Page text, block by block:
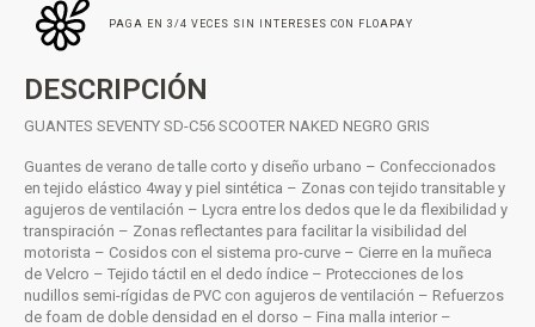
PAGA EN 3/4 VECES SIN INTERESES CON FLOAPAY
DESCRIPCIÓN
GUANTES SEVENTY SD-C56 SCOOTER NAKED NEGRO GRIS
Guantes de verano de talle corto y diseño urbano – Confeccionados
en tejido elástico 4way y piel sintética – Zonas con tejido transitable y
agujeros de ventilación – Lycra entre los dedos que le da flexibilidad y
transpiración – Zonas reflectantes para facilitar la visibilidad del
motorista – Cosidos con el sistema pro-curve – Cierre en la muñeca
de Velcro – Tejido táctil en el dedo índice – Protecciones de los
nudillos semi-rígidas de PVC con agujeros de ventilación – Refuerzos
de foam de doble densidad en el dorso – Fina malla interior –